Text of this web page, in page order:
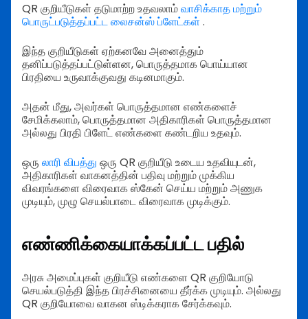
QR குறியீடுகள் தடுமாற்ற உதவலாம்வாசிக்காத மற்றும்
பொருட்படுத்தப்பட்ட லைசன்ஸ் ப்ளேட்கள் .
இந்த குறியீடுகள் ஏற்கனவே அனைத்தும்
தனிப்படுத்தப்பட்டுள்ளன, பொருத்தமாக பொய்யான
பிரதியை உருவாக்குவது கடினமாகும்.
அதன் மீது, அவர்கள் பொருத்தமான எண்களைச்
சேமிக்கலாம், பொருத்தமான அதிகாரிகள் பொருத்தமான
அல்லது பிரதி பிளேட் எண்களை கண்டறிய உதவும்.
ஒரு லாரி விபத்து ஒரு QR குறியீடு உடைய உதவியுடன்,
அதிகாரிகள் வாகனத்தின் பதிவு மற்றும் முக்கிய
விவரங்களை விரைவாக ஸ்கேன் செய்ய மற்றும் அணுக
முடியும், முழு செயல்பாடை விரைவாக முடிக்கும்.
எண்ணிக்கையாக்கப்பட்ட பதில்
அரசு அமைப்புகள் குறியீடு எண்களை QR குறியோடு
செயல்படுத்தி இந்த பிரச்சினையை தீர்க்க முடியும். அல்லது
QR குறியோவை வாகன ஸ்டிக்கராக சேர்க்கவும்.